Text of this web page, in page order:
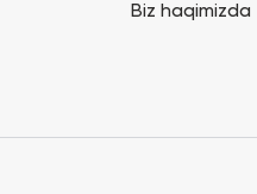
Biz haqimizda